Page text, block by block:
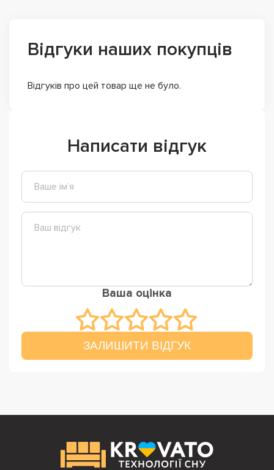
Відгуки наших покупців
Відгуків про цей товар ще не було.
Написати відгук
Ваша оцінка
ЗАЛИШИТИ ВІДГУК